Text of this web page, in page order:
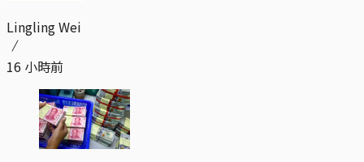
Lingling Wei
16 小時前